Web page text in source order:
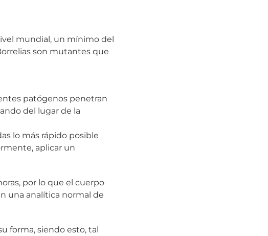
mundial, un mínimo del
son mutantes que
patógenos penetran
del lugar de la
lo más rápido posible
aplicar un
por lo que el cuerpo
una analítica normal de
forma, siendo esto, tal